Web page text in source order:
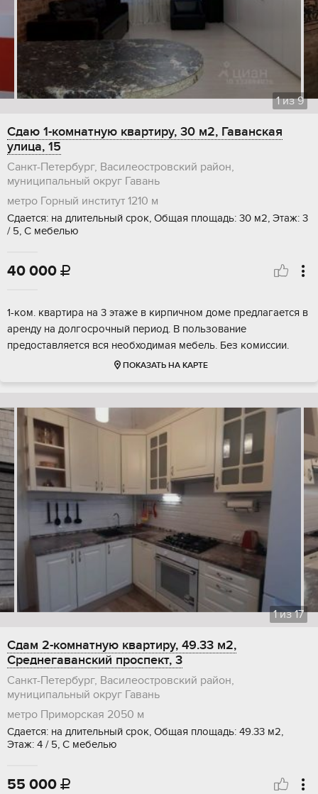
1из9
Сдаю 1-комнатную квартиру, 30 м2, Гаванская
улица, 15
Санкт-Петербург, Василеостровский район,
муниципальный округ Гавань
метро Горный институт 1210 м
Сдается: на длительный срок, Общая площадь: 30 м2, Этаж: 3
/ 5, С мебелью
40 000 
1-ком. квартира на 3 этаже в кирпичном доме предлагается в
аренду на долгосрочный период. В пользование
предоставляется вся необходимая мебель. Без комиссии.
ПОКАЗАТЬ НА КАРТЕ
1из17
Сдам 2-комнатную квартиру, 49.33 м2,
Среднегаванский проспект, 3
Санкт-Петербург, Василеостровский район,
муниципальный округ Гавань
метро Приморская 2050 м
Сдается: на длительный срок, Общая площадь: 49.33 м2,
Этаж: 4 / 5, С мебелью
55 000 